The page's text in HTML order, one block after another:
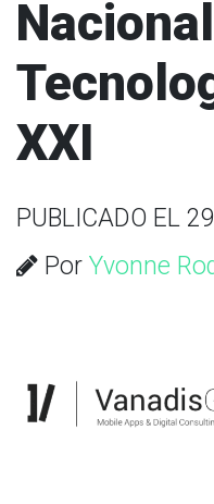
XXI
PUBLICADO EL
Por Yvonne